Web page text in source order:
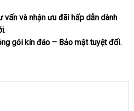
vấn nơi
và nhận mua
ưu đãi hấp dẫn dành
gói kín đáo – Bảo mậttổng
tuyệt đối.